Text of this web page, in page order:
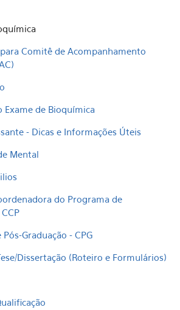
Comitê de Acompanhamento
Exame de Bioquímica
- Dicas e Informações Úteis
Mental
do Programa de
Graduação - CPG
Dissertação (Roteiro e Formulários)